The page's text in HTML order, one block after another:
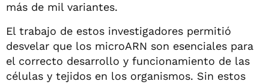
más de mil variantes.
El trabajo de estos investigadores permitió
desvelar que los microARN son esenciales para
el correcto desarrollo y funcionamiento de las
células y tejidos en los organismos. Sin estos